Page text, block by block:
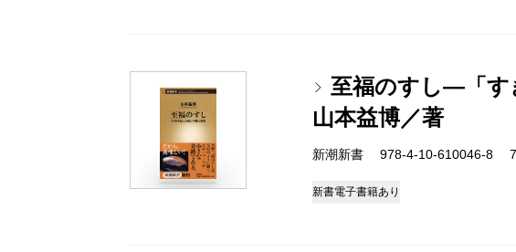
至福のすし―「す
山本益博／著
新潮新書 978-4-10-610046-8
新書電子書籍あり